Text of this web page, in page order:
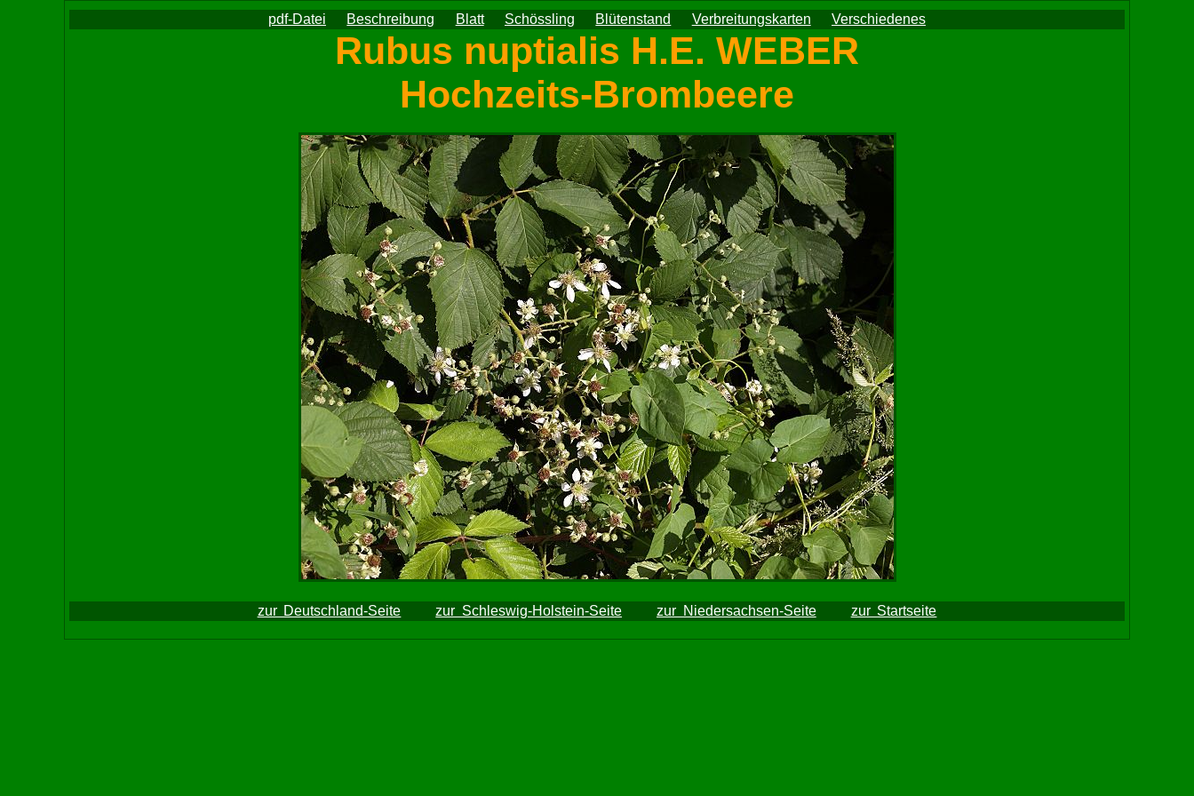
pdf-Datei Beschreibung Blatt Schössling Blütenstand Verbreitungskarten Verschiedenes
Rubus nuptialis H.E. WEBER
Hochzeits-Brombeere
zur Deutschland-Seite zur Schleswig-Holstein-Seite zur Niedersachsen-Seite zur Startseite